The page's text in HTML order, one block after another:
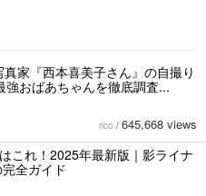
家『西本喜美子さん』の自撮り
強おばあちゃんを徹底調査...
rico / 645,668 views
これ！2025年最新版｜影ライナ
全ガイド